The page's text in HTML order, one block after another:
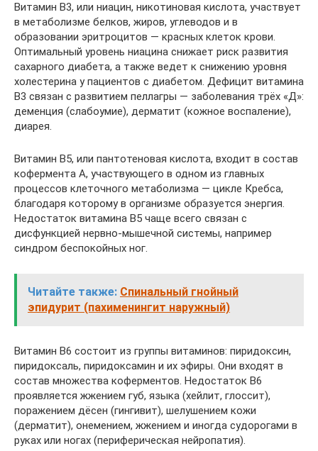
Витамин B3, или ниацин, никотиновая кислота, участвует
в метаболизме белков, жиров, углеводов и в
образовании эритроцитов — красных клеток крови.
Оптимальный уровень ниацина снижает риск развития
сахарного диабета, а также ведет к снижению уровня
холестерина у пациентов с диабетом. Дефицит витамина
B3 связан с развитием пеллагры — заболевания трёх «Д»:
деменция (слабоумие), дерматит (кожное воспаление),
диарея.
Витамин B5, или пантотеновая кислота, входит в состав
кофермента А, участвующего в одном из главных
процессов клеточного метаболизма — цикле Кребса,
благодаря которому в организме образуется энергия.
Недостаток витамина B5 чаще всего связан с
дисфункцией нервно-мышечной системы, например
синдром беспокойных ног.
Читайте также: Спинальный гнойный
эпидурит (пахименингит наружный)
Витамин B6 состоит из группы витаминов: пиридоксин,
пиридоксаль, пиридоксамин и их эфиры. Они входят в
состав множества коферментов. Недостаток B6
проявляется жжением губ, языка (хейлит, глоссит),
поражением дёсен (гингивит), шелушением кожи
(дерматит), онемением, жжением и иногда судорогами в
руках или ногах (периферическая нейропатия).